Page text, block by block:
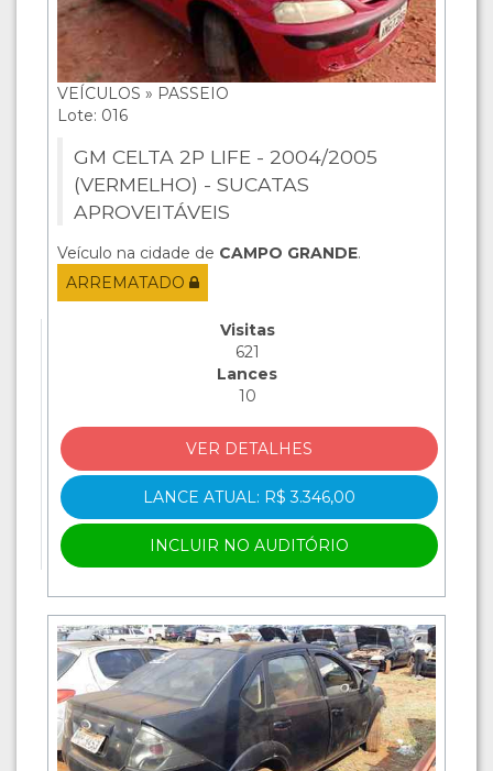
VEÍCULOS » PASSEIO
Lote: 016
GM CELTA 2P LIFE - 2004/2005
(VERMELHO) - SUCATAS
APROVEITÁVEIS
Veículo na cidade de CAMPO GRANDE.
ARREMATADO
Visitas
621
Lances
10
VER DETALHES
LANCE ATUAL: R$ 3.346,00
INCLUIR NO AUDITÓRIO